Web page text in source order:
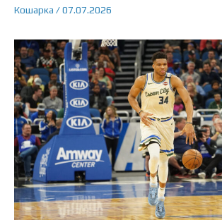
Кошарка /07.07.2026